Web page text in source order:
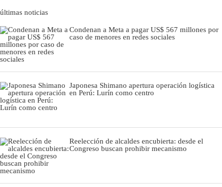
últimas noticias
Condenan a Meta a pagar US$ 567 millones por
caso de menores en redes sociales
Japonesa Shimano apertura operación logística
en Perú: Lurín como centro
Reelección de alcaldes encubierta: desde el
Congreso buscan prohibir mecanismo